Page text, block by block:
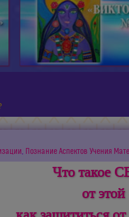
, Познание Аспектов Учения
Что такое
от